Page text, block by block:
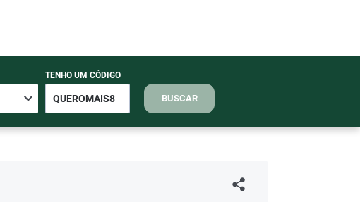
TENHO UM CÓDIGO
BUSCAR